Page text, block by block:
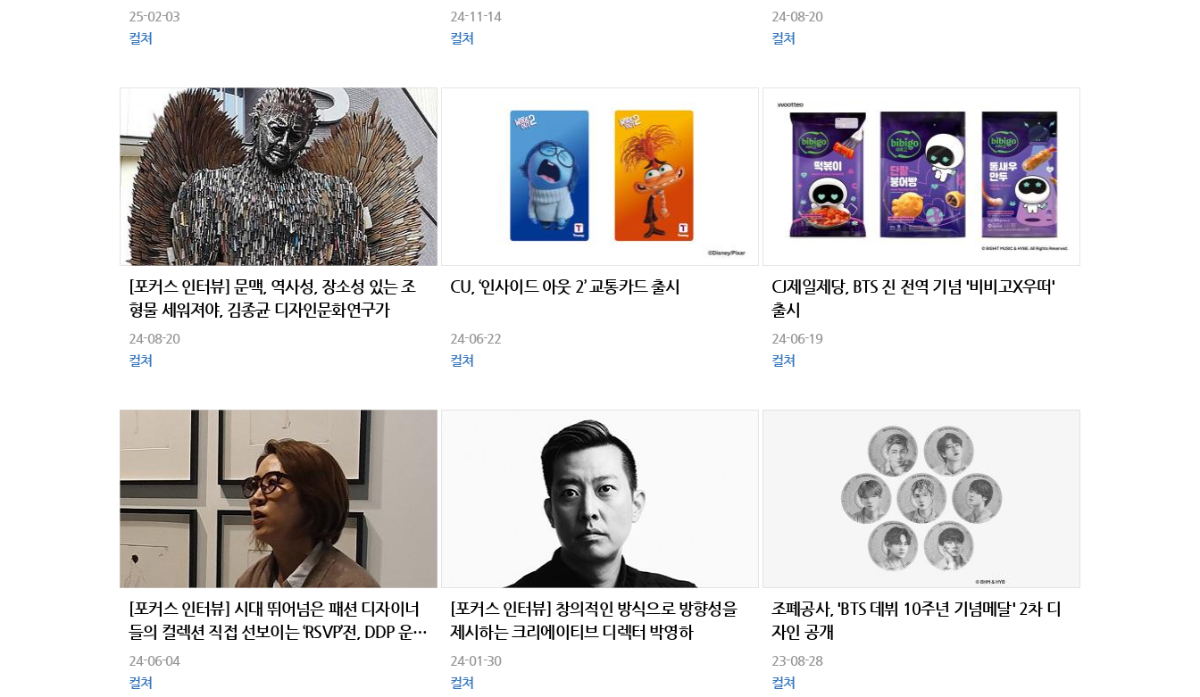
25-02-03
컬쳐
혜와 방법
24-11-14
컬쳐
24-08-20
컬쳐
[포커스 인터뷰] 문맥, 역사성, 장소성 있는 조
형물 세워져야, 김종균 디자인문화연구가
24-08-20
컬쳐
CU, ‘인사이드 아웃 2’ 교통카드 출시
24-06-22
컬쳐
CJ제일제당, BTS 진 전역 기념 '비비고X우떠'
출시
24-06-19
컬쳐
[포커스 인터뷰] 시대 뛰어넘은 패션 디자이너
들의 컬렉션 직접 선보이는 ‘RSVP’전, DDP 운영
본부 전시팀 유주이 팀장
24-06-04
컬쳐
[포커스 인터뷰] 창의적인 방식으로 방향성을
제시하는 크리에이티브 디렉터 박영하
24-01-30
컬쳐
조폐공사, 'BTS 데뷔 10주년 기념메달' 2차 디
자인 공개
23-08-28
컬쳐